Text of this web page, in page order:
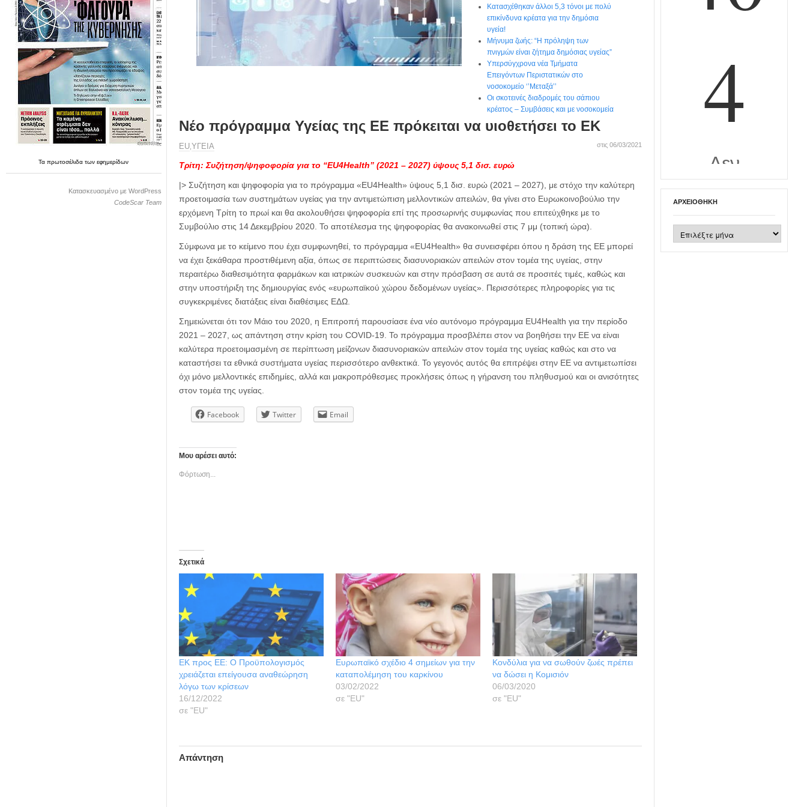
Ταπρωτοσέλιδατωνεφημερίδων
Κατασκευασμένο με WordPress
CodeScar Team
Κατασχέθηκαν άλλοι 5,3 τόνοι με πολύ
επικίνδυνα κρέατα για την δημόσια
υγεία!
Μήνυμα ζωής: “Η πρόληψη των
πνιγμών είναι ζήτημα δημόσιας υγείας”
Υπερσύγχρονα νέα Τμήματα
Επειγόντων Περιστατικών στο
νοσοκομείο ‘’Μεταξά’’
Οι σκοτεινές διαδρομές του σάπιου
κρέατος – Συμβάσεις και με νοσοκομεία
Νέο πρόγραμμα Υγείας της ΕΕ πρόκειται να υιοθετήσει το ΕΚ
ΕU, ΥΓΕΙΑ στις 06/03/2021
Τρίτη: Συζήτηση/ψηφοφορία για το “EU4Health” (2021 – 2027) ύψους 5,1 δισ. ευρώ
|> Συζήτηση και ψηφοφορία για το πρόγραμμα «EU4Health» ύψους 5,1 δισ. ευρώ (2021 – 2027), με στόχο την καλύτερη
προετοιμασία των συστημάτων υγείας για την αντιμετώπιση μελλοντικών απειλών, θα γίνει στο Ευρωκοινοβούλιο την
ερχόμενη Τρίτη το πρωί και θα ακολουθήσει ψηφοφορία επί της προσωρινής συμφωνίας που επιτεύχθηκε με το
Συμβούλιο στις 14 Δεκεμβρίου 2020. Το αποτέλεσμα της ψηφοφορίας θα ανακοινωθεί στις 7 μμ (τοπική ώρα).
Σύμφωνα με το κείμενο που έχει συμφωνηθεί, το πρόγραμμα «EU4Health» θα συνεισφέρει όπου η δράση της ΕΕ μπορεί
να έχει ξεκάθαρα προστιθέμενη αξία, όπως σε περιπτώσεις διασυνοριακών απειλών στον τομέα της υγείας, στην
περαιτέρω διαθεσιμότητα φαρμάκων και ιατρικών συσκευών και στην πρόσβαση σε αυτά σε προσιτές τιμές, καθώς και
στην υποστήριξη της δημιουργίας ενός «ευρωπαϊκού χώρου δεδομένων υγείας». Περισσότερες πληροφορίες για τις
συγκεκριμένες διατάξεις είναι διαθέσιμες ΕΔΩ.
Σημειώνεται ότι τον Μάιο του 2020, η Επιτροπή παρουσίασε ένα νέο αυτόνομο πρόγραμμα EU4Health για την περίοδο
2021 – 2027, ως απάντηση στην κρίση του COVID-19. Το πρόγραμμα προσβλέπει στον να βοηθήσει την ΕΕ να είναι
καλύτερα προετοιμασμένη σε περίπτωση μείζονων διασυνοριακών απειλών στον τομέα της υγείας καθώς και στο να
καταστήσει τα εθνικά συστήματα υγείας περισσότερο ανθεκτικά. Το γεγονός αυτός θα επιτρέψει στην ΕΕ να αντιμετωπίσει
όχι μόνο μελλοντικές επιδημίες, αλλά και μακροπρόθεσμες προκλήσεις όπως η γήρανση του πληθυσμού και οι ανισότητες
στον τομέα της υγείας.
Facebook Twitter Email
Μου αρέσει αυτό:
Φόρτωση...
Σχετικά
ΕΚ προς ΕΕ: Ο Προϋπολογισμός
χρειάζεται επείγουσα αναθεώρηση
λόγω των κρίσεων
16/12/2022
σε "ΕU"
Ευρωπαϊκό σχέδιο 4 σημείων για την
καταπολέμηση του καρκίνου
03/02/2022
σε "ΕU"
Κονδύλια για να σωθούν ζωές πρέπει
να δώσει η Κομισιόν
06/03/2020
σε "ΕU"
Απάντηση
ΑΡΧΕΙΟΘΉΚΗ